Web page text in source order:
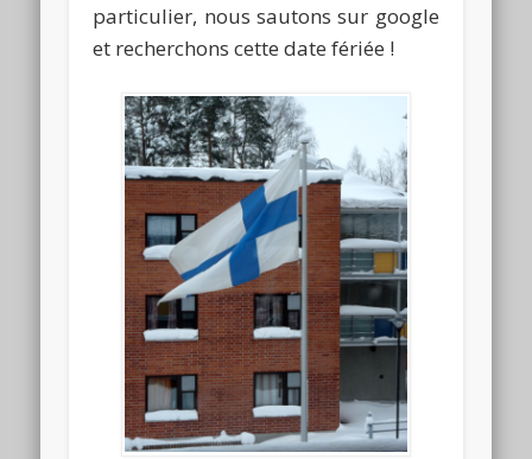
particulier, nous sautons sur google
et recherchons cette date fériée !